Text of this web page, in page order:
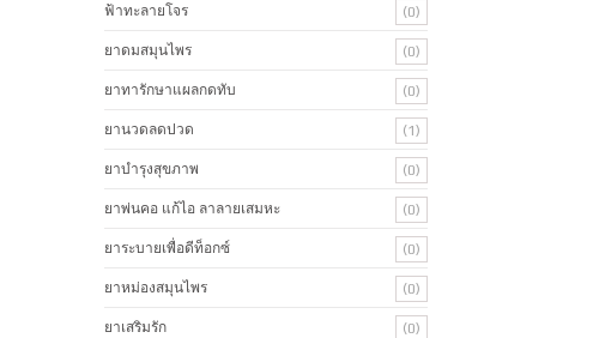
ฟ้าทะลายโจร (0)
ยาดมสมุนไพร (0)
ยาทารักษาแผลกดทับ (0)
ยานวดลดปวด (1)
ยาบำรุงสุขภาพ (0)
ยาพ่นคอ แก้ไอ ลาลายเสมหะ (0)
ยาระบายเพื่อดีท็อกซ์ (0)
ยาหม่องสมุนไพร (0)
ยาเสริมรัก (0)